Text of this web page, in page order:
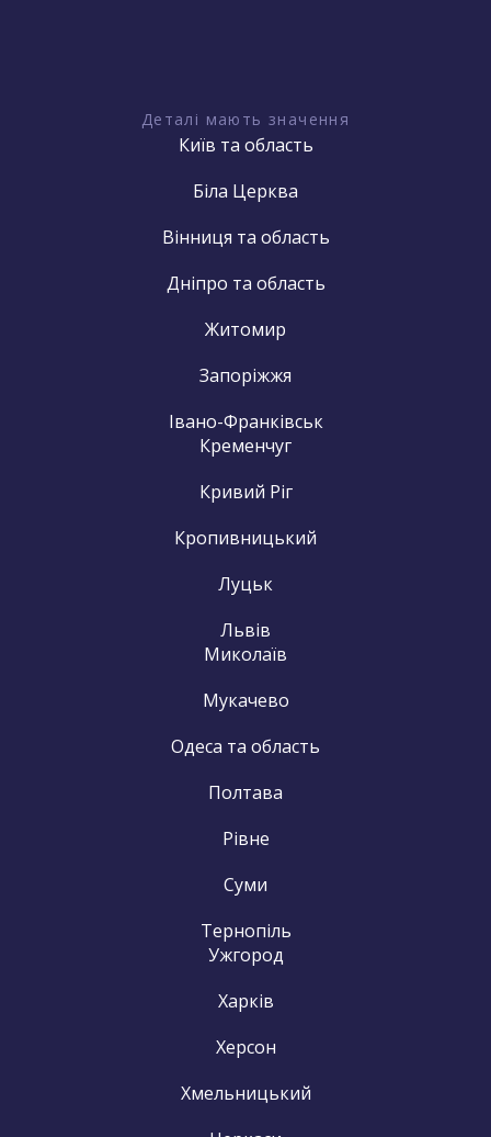
Деталі мають значення
Київ та область
Біла Церква
Вінниця та область
Дніпро та область
Житомир
Запоріжжя
Івано-Франківськ
Кременчуг
Кривий Ріг
Кропивницький
Луцьк
Львів
Миколаїв
Мукачево
Одеса та область
Полтава
Рівне
Суми
Тернопіль
Ужгород
Харків
Херсон
Хмельницький